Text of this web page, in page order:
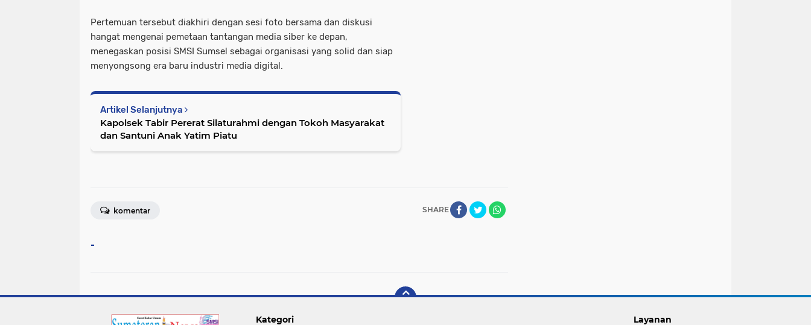
Pertemuan tersebut diakhiri dengan sesi foto bersama dan diskusi
hangat mengenai pemetaan tantangan media siber ke depan,
menegaskan posisi SMSI Sumsel sebagai organisasi yang solid dan siap
menyongsong era baru industri media digital.
Artikel Selanjutnya
Kapolsek Tabir Pererat Silaturahmi dengan Tokoh Masyarakat
dan Santuni Anak Yatim Piatu
SHARE
komentar
-
Kategori Layanan